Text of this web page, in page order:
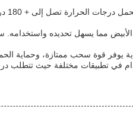
أحد
يوفر قوة سحب ممتازة، وحماية
في تطبيقات مختلفة حيث تتطلب